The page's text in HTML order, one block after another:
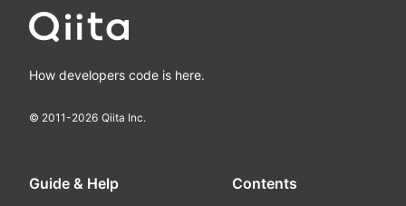
How developers code is here.
© 2011-2026 Qiita Inc.
Guide & Help Contents